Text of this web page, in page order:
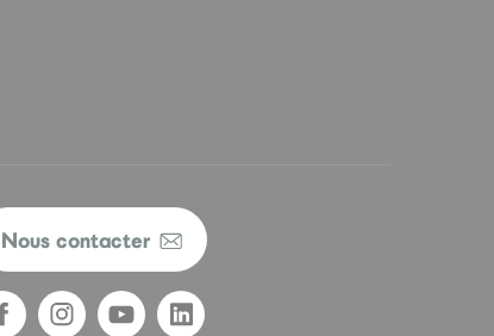
Nous contacter